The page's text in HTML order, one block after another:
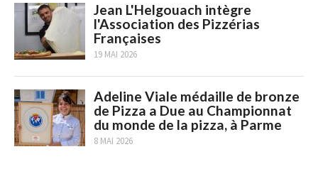
Jean L'Helgouach intègre
l'Association des Pizzérias
Françaises
19 MAI 2026
Adeline Viale médaille de bronze
de Pizza a Due au Championnat
du monde de la pizza, à Parme
8 MAI 2026